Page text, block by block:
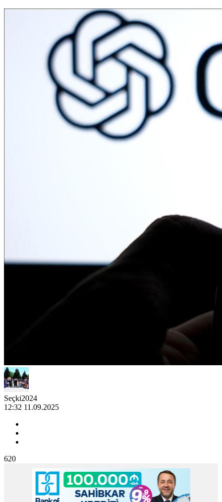
Seçki2024
12:32 11.09.2025
620